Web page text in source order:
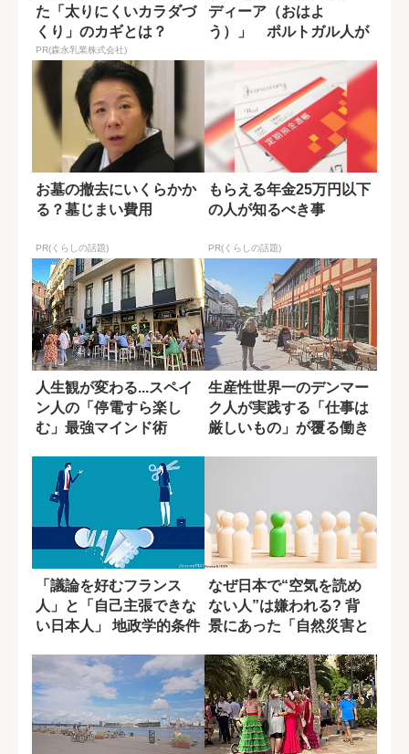
た「太りにくいカラダづ
くり」のカギとは？
PR(森永乳業株式会社)
ディーア（おはよ
う）」 ポルトガル人が
お墓の撤去にいくらかか
る？墓じまい費用
PR(くらしの話題)
もらえる年金25万円以下
の人が知るべき事
PR(くらしの話題)
人生観が変わる...スペイ
ン人の「停電すら楽し
む」最強マインド術
生産性世界一のデンマー
ク人が実践する「仕事は
厳しいもの」が覆る働き
「議論を好むフランス
人」と「自己主張できな
い日本人」 地政学的条件
なぜ日本で“空気を読め
ない人”は嫌われる? 背
景にあった「自然災害と